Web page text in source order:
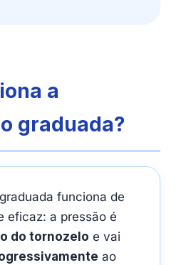
a
graduada?
funciona de
eficaz: a pressão é
do tornozelo e vai
ao